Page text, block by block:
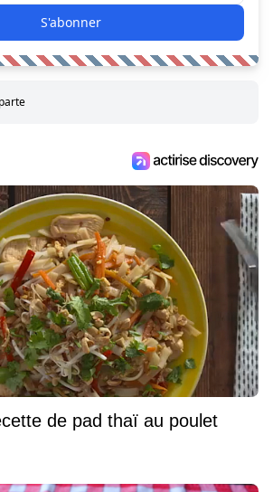
S'abonner
de pad thaï au poulet